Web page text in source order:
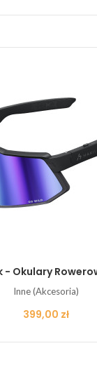
- Okulary
Inne (Akcesoria)
Cena
399,00 zł